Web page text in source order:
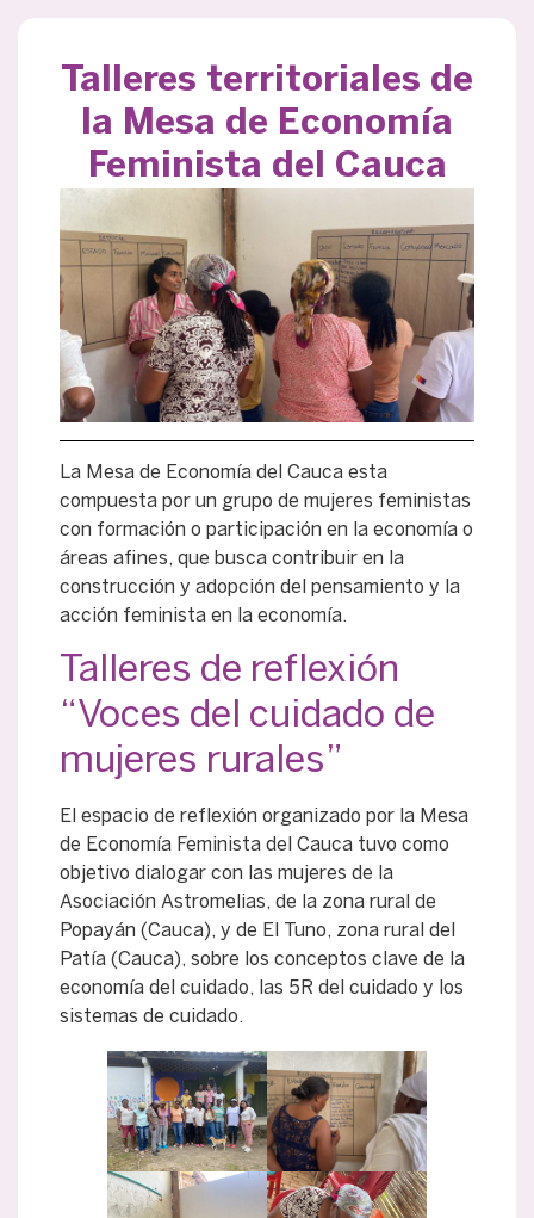
Talleres territoriales de
la Mesa de Economía
Feminista del Cauca
La Mesa de Economía del Cauca esta
compuesta por un grupo de mujeres feministas
con formación o participación en la economía o
áreas afines, que busca contribuir en la
construcción y adopción del pensamiento y la
acción feminista en la economía.
Talleres de reflexión
“Voces del cuidado de
mujeres rurales”
El espacio de reflexión organizado por la Mesa
de Economía Feminista del Cauca tuvo como
objetivo dialogar con las mujeres de la
Asociación Astromelias, de la zona rural de
Popayán (Cauca), y de El Tuno, zona rural del
Patía (Cauca), sobre los conceptos clave de la
economía del cuidado, las 5R del cuidado y los
sistemas de cuidado.